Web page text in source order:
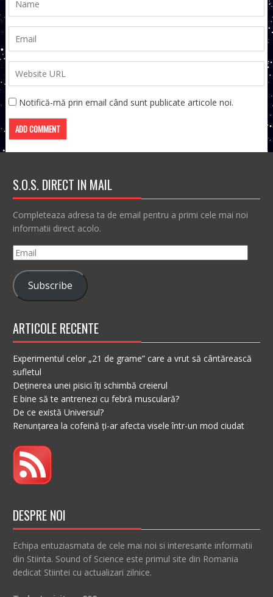
Notifică-mă prin email când sunt publicate articole noi.
S.O.S. DIRECT IN MAIL
Completeaza adresa ta de email pentru a primi cele mai noi
informatii direct acolo.
Email
Subscribe
ARTICOLE RECENTE
Experimentul celor „21 de grame” care a vrut să cântărească
sufletul
Deținerea unei pisici îți schimbă creierul
E bine să te antrenezi cu febră musculară?
De ce există Universul?
Renunțarea la cofeină ți-ar afecta visele într-un mod ciudat
DESPRE NOI
Echipa entuziasmata de cele mai noi si interesante informatii
din Stiinta. Sound of Science este primul site din Romania
dedicat Stiintei cu actualizari zilnice.